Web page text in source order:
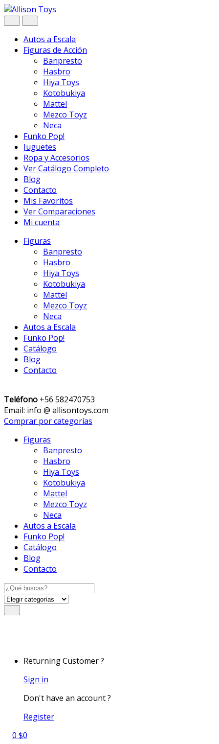
Navegar
Ir
al
Autos a Escala
Figuras de Acción
Banpresto
Hasbro
Hiya Toys
Kotobukiya
Mattel
Mezco Toyz
Neca
Funko Pop!
Juguetes
Ropa y Accesorios
Ver Catálogo Completo
Blog
Contacto
Mis Favoritos
Ver Comparaciones
Mi cuenta
Figuras
Banpresto
Hasbro
Hiya Toys
Kotobukiya
Mattel
Mezco Toyz
Neca
Autos a Escala
Funko Pop!
Catálogo
Blog
Contacto
Teléfono +56 582470753
Email: info @ allisontoys.com
Comprar por categorías
Figuras
Banpresto
Hasbro
Hiya Toys
Kotobukiya
Mattel
Mezco Toyz
Neca
Autos a Escala
Funko Pop!
Catálogo
Blog
Contacto
Search
for:
Returning Customer ?
Sign in
Don't have an account ?
Register
0 $0